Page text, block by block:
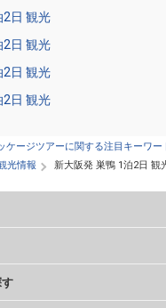
2日 観光
2日 観光
2日 観光
2日 観光
ケージツアーに関する注目キーワー
光情報
新大阪発 巣鴨 1泊2日 観